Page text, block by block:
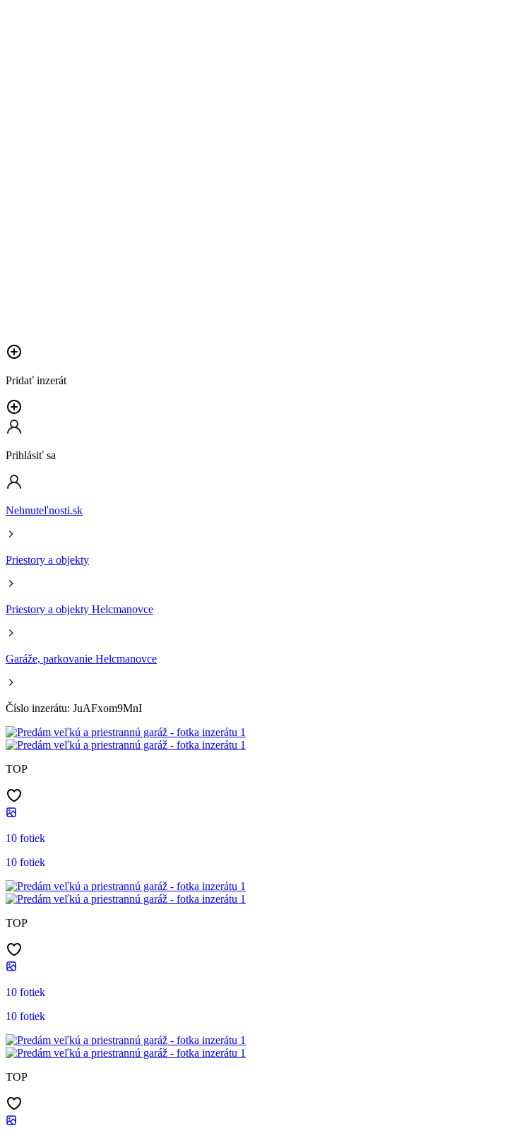
Pridať inzerát
Prihlásiť sa
Nehnuteľnosti.sk
Priestory a objekty
Priestory a objekty Helcmanovce
Garáže, parkovanie Helcmanovce
Číslo inzerátu: JuAFxom9MnI
TOP
10 fotiek
10 fotiek
TOP
10 fotiek
10 fotiek
TOP